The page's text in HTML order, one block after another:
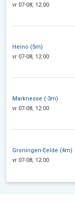
vr 07-08, 12:00
Heino (5m)
vr 07-08, 12:00
Marknesse (-3m)
vr 07-08, 12:00
Groningen-Eelde (4m)
vr 07-08, 12:00